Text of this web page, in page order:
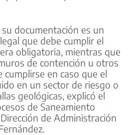
documentación es un
que debe cumplir el
obligatoria, mientras que
de contención u otros
cumplirse en caso que el
en un sector de riesgo o
geológicas, explicó el
de Saneamiento
de Administración